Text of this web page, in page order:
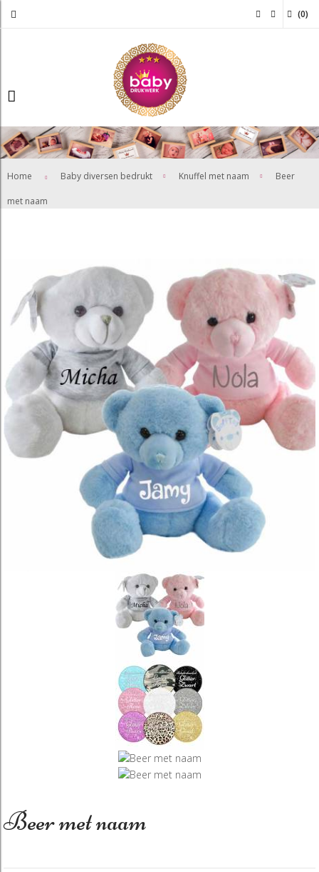
(0)
Home Baby diversen bedrukt Knuffel met naam Beer
met naam
Beer met naam